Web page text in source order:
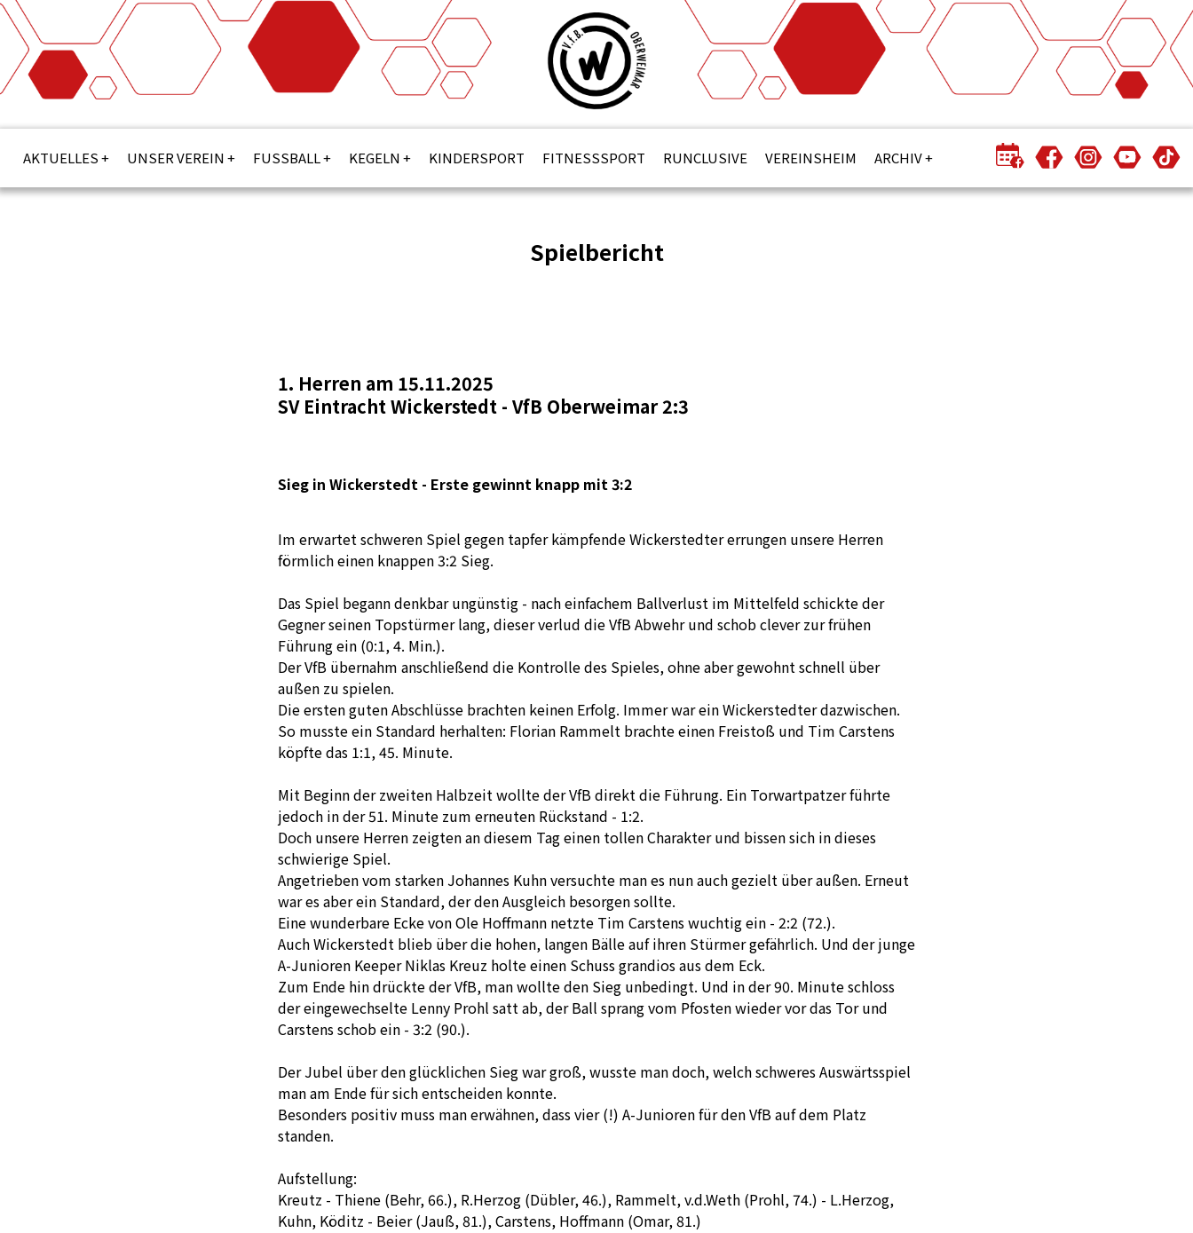
AKTUELLES UNSER VEREIN FUSSBALL KEGELN KINDERSPORT FITNESSSPORT RUNCLUSIVE VEREINSHEIM ARCHIV
Spielbericht
1. Herren am 15.11.2025
SV Eintracht Wickerstedt - VfB Oberweimar 2:3
Sieg in Wickerstedt - Erste gewinnt knapp mit 3:2
Im erwartet schweren Spiel gegen tapfer kämpfende Wickerstedter errungen unsere Herren
förmlich einen knappen 3:2 Sieg.
Das Spiel begann denkbar ungünstig - nach einfachem Ballverlust im Mittelfeld schickte der
Gegner seinen Topstürmer lang, dieser verlud die VfB Abwehr und schob clever zur frühen
Führung ein (0:1, 4. Min.).
Der VfB übernahm anschließend die Kontrolle des Spieles, ohne aber gewohnt schnell über
außen zu spielen.
Die ersten guten Abschlüsse brachten keinen Erfolg. Immer war ein Wickerstedter dazwischen.
So musste ein Standard herhalten: Florian Rammelt brachte einen Freistoß und Tim Carstens
köpfte das 1:1, 45. Minute.
Mit Beginn der zweiten Halbzeit wollte der VfB direkt die Führung. Ein Torwartpatzer führte
jedoch in der 51. Minute zum erneuten Rückstand - 1:2.
Doch unsere Herren zeigten an diesem Tag einen tollen Charakter und bissen sich in dieses
schwierige Spiel.
Angetrieben vom starken Johannes Kuhn versuchte man es nun auch gezielt über außen. Erneut
war es aber ein Standard, der den Ausgleich besorgen sollte.
Eine wunderbare Ecke von Ole Hoffmann netzte Tim Carstens wuchtig ein - 2:2 (72.).
Auch Wickerstedt blieb über die hohen, langen Bälle auf ihren Stürmer gefährlich. Und der junge
A-Junioren Keeper Niklas Kreuz holte einen Schuss grandios aus dem Eck.
Zum Ende hin drückte der VfB, man wollte den Sieg unbedingt. Und in der 90. Minute schloss
der eingewechselte Lenny Prohl satt ab, der Ball sprang vom Pfosten wieder vor das Tor und
Carstens schob ein - 3:2 (90.).
Der Jubel über den glücklichen Sieg war groß, wusste man doch, welch schweres Auswärtsspiel
man am Ende für sich entscheiden konnte.
Besonders positiv muss man erwähnen, dass vier (!) A-Junioren für den VfB auf dem Platz
standen.
Aufstellung:
Kreutz - Thiene (Behr, 66.), R.Herzog (Dübler, 46.), Rammelt, v.d.Weth (Prohl, 74.) - L.Herzog,
Kuhn, Köditz - Beier (Jauß, 81.), Carstens, Hoffmann (Omar, 81.)